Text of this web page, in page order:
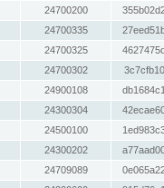
24700200
24700335
24700325
24700302
24900108
24300304
24500100
24300202
24709089